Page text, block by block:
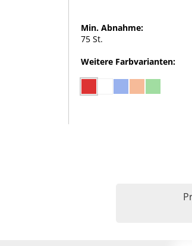
Min. Abnahme:
75 St.
Weitere Farbvarianten: